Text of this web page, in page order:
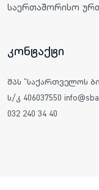
საერთაშორისო
კონტაქტი
შპს "საქართველოს
ს/კ 406037550
032 240 34 40